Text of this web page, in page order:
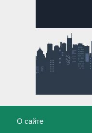
О сайте